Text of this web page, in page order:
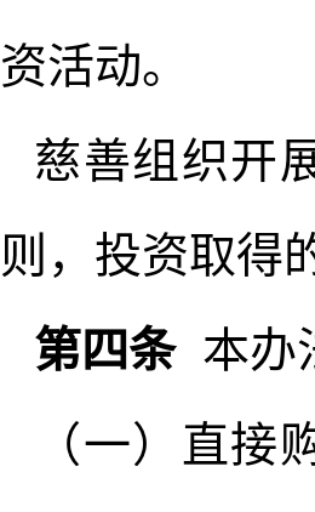
资活动。
慈善组织开
则，投资取得
第四条本办
（一）直